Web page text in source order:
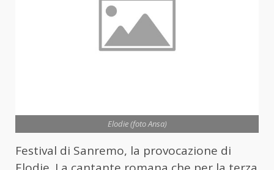
Elodie (foto Ansa)
Festival di Sanremo, la provocazione di